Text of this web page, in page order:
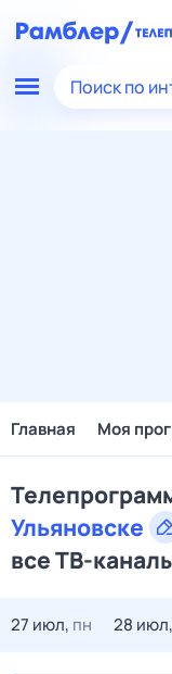
Поиск по
Главная Моя
Ульяновске
все ТВ-
27 июл, пн 28 июл,